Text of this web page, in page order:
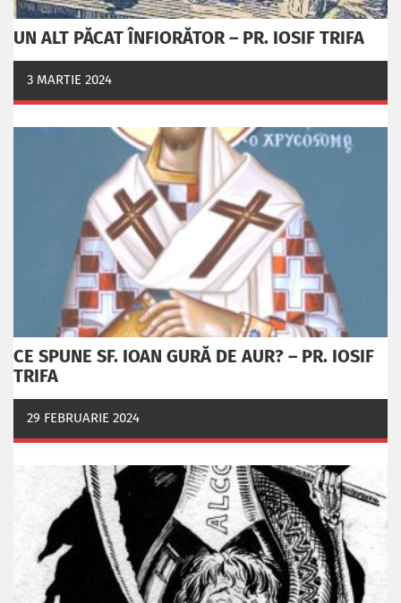
UN ALT PĂCAT ÎNFIORĂTOR – PR. IOSIF TRIFA
3 MARTIE 2024
CE SPUNE SF. IOAN GURĂ DE AUR? – PR. IOSIF
TRIFA
29 FEBRUARIE 2024